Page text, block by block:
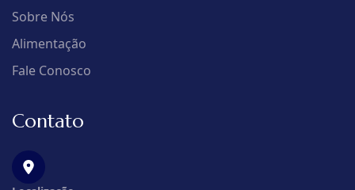
Sobre Nós
Alimentação
Fale Conosco
Contato